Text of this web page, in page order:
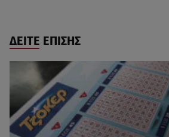
ΔΕΙΤΕ ΕΠΙΣΗΣ